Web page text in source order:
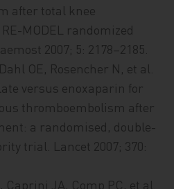
after total knee
MODEL randomized
2007; 5: 2178–2185.
OE, Rosencher N, et al.
versus enoxaparin for
thromboembolism after
a randomised, double-
trial. Lancet 2007; 370:
Caprini JA, Comp PC, et al.